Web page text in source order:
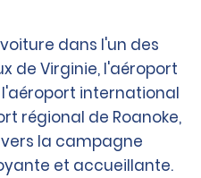
dans l'un des
de Virginie, l'aéroport
international
régional de Roanoke,
la campagne
et accueillante.